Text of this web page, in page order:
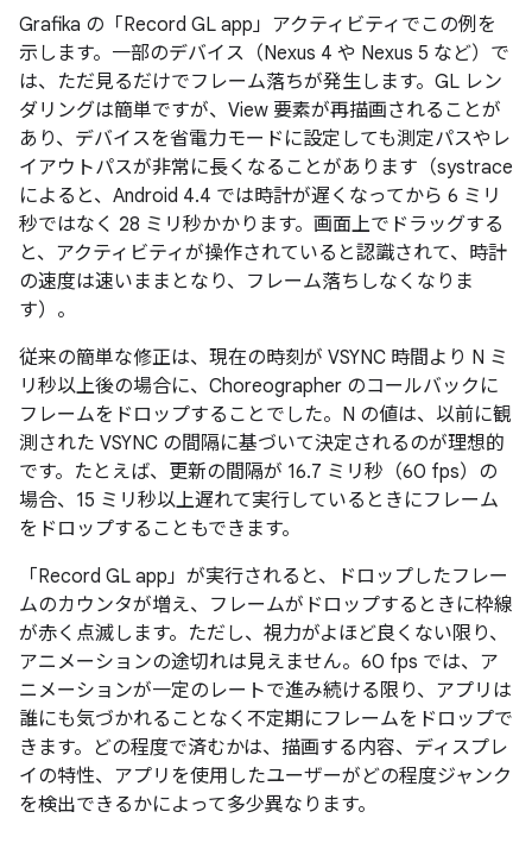
Grafika の「Record GL app」アクティビティでこの例を
示します。一部のデバイス（Nexus 4 や Nexus 5 など）で
は、ただ見るだけでフレーム落ちが発生します。GL レン
ダリングは簡単ですが、View 要素が再描画されることが
あり、デバイスを省電力モードに設定しても測定パスやレ
イアウトパスが非常に長くなることがあります（systrace
によると、Android 4.4 では時計が遅くなってから 6 ミリ
秒ではなく 28 ミリ秒かかります。画面上でドラッグする
と、アクティビティが操作されていると認識されて、時計
の速度は速いままとなり、フレーム落ちしなくなりま
す）。
従来の簡単な修正は、現在の時刻が VSYNC 時間より N ミ
リ秒以上後の場合に、Choreographer のコールバックに
フレームをドロップすることでした。N の値は、以前に観
測された VSYNC の間隔に基づいて決定されるのが理想的
です。たとえば、更新の間隔が 16.7 ミリ秒（60 fps）の
場合、15 ミリ秒以上遅れて実行しているときにフレーム
をドロップすることもできます。
「Record GL app」が実行されると、ドロップしたフレー
ムのカウンタが増え、フレームがドロップするときに枠線
が赤く点滅します。ただし、視力がよほど良くない限り、
アニメーションの途切れは見えません。60 fps では、ア
ニメーションが一定のレートで進み続ける限り、アプリは
誰にも気づかれることなく不定期にフレームをドロップで
きます。どの程度で済むかは、描画する内容、ディスプレ
イの特性、アプリを使用したユーザーがどの程度ジャンク
を検出できるかによって多少異なります。